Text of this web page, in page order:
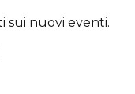
sui nuovi eventi.